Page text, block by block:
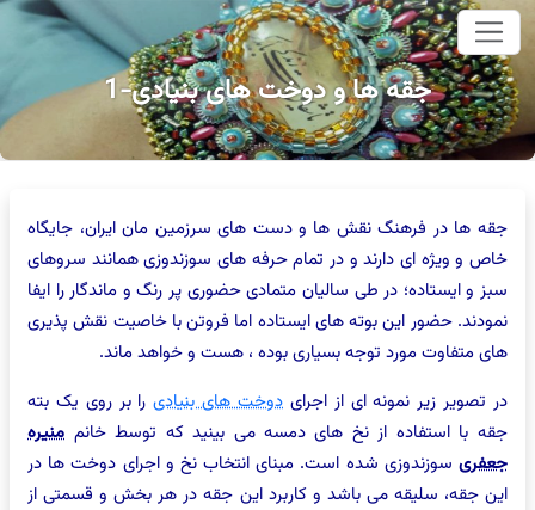
اصلی
جقه ها و دوخت های بنیادی-1
جقه ها در فرهنگ نقش ها و دست های سرزمین مان ایران، جایگاه
خاص و ویژه ای دارند و در تمام حرفه های سوزندوزی همانند سروهای
سبز و ایستاده؛ در طی سالیان متمادی حضوری پر رنگ و ماندگار را ایفا
نمودند. حضور این بوته های ایستاده اما فروتن با خاصیت نقش پذیری
های متفاوت مورد توجه بسیاری بوده ، هست و خواهد ماند.
در تصویر زیر نمونه ای از اجرای دوخت های بنیادیرا بر روی یک بته
جقه با استفاده از نخ های دمسه می بینید که توسط خانم منیره
جعفری سوزندوزی شده است. مبنای انتخاب نخ و اجرای دوخت ها در
این جقه، سلیقه می باشد و کاربرد این جقه در هر بخش و قسمتی از